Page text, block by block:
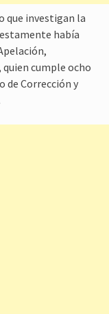
que investigan la
había
cumple ocho
de Corrección y